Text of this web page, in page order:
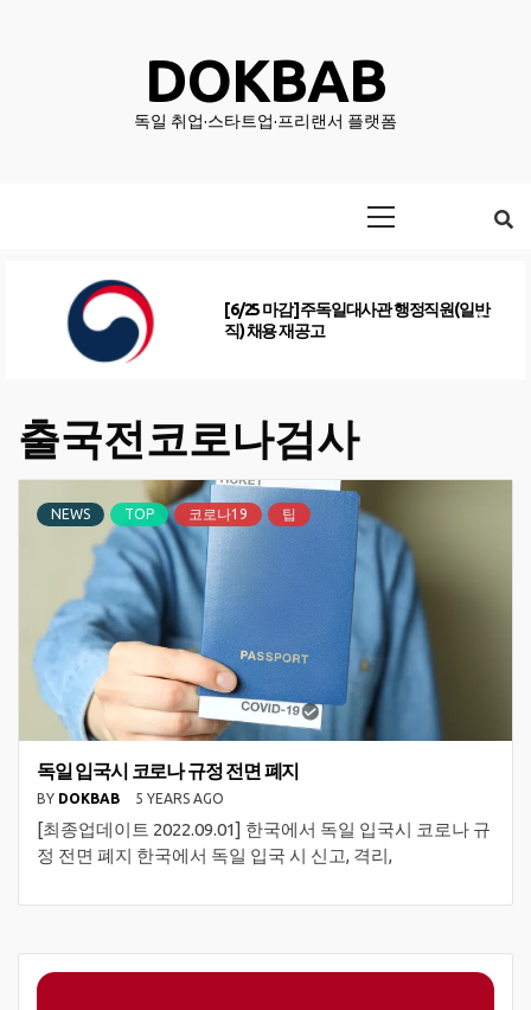
DOKBAB
독일 취업·스타트업·프리랜서 플랫폼
[6/25 마감] 주독일대사관 행정직원(일반
직) 채용 재공고
출국전코로나검사
NEWS TOP 코로나19 팁
독일 입국시 코로나 규정 전면 폐지
BY DOKBAB 5 YEARS AGO
[최종업데이트 2022.09.01] ​한국에서 독일 입국시 코로나 규
정 전면 폐지 한국에서 독일 입국 시 신고, 격리,